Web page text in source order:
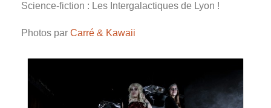
Science-fiction : Les Intergalactiques de Lyon !
Photos par Carré & Kawaii